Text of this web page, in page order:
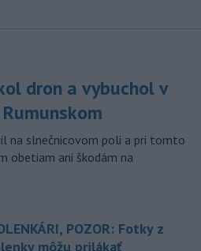
dron a vybuchol v
na slnečnicovom poli a pri tomto
obetiam ani škodám na
POZOR: Fotky z
môžu prilákať